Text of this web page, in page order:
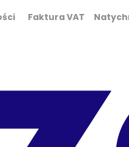
Faktura VAT